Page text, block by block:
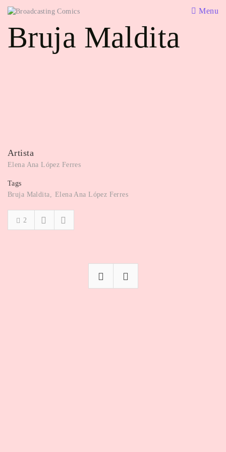
Menu
Bruja Maldita
Artista
Elena Ana López Ferres
Tags
Bruja Maldita
Elena Ana López Ferres
2